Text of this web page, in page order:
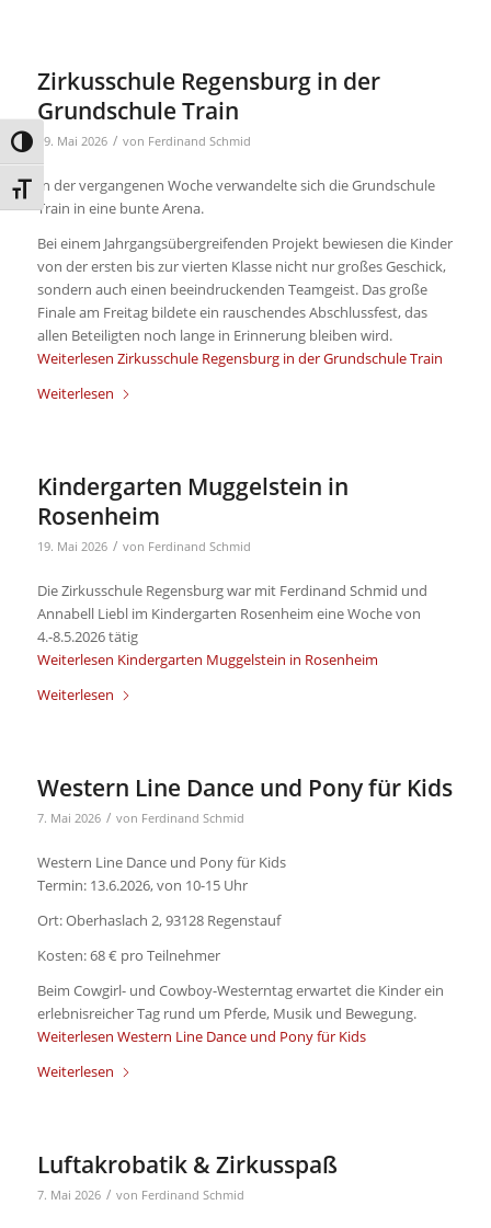
Umschalten auf hohe Kontraste
Schrift vergrößern
Zirkusschule Regensburg in der
Grundschule Train
29. Mai 2026 / von Ferdinand Schmid
In der vergangenen Woche verwandelte sich die Grundschule
Train in eine bunte Arena.
Bei einem Jahrgangsübergreifenden Projekt bewiesen die Kinder
von der ersten bis zur vierten Klasse nicht nur großes Geschick,
sondern auch einen beeindruckenden Teamgeist. Das große
Finale am Freitag bildete ein rauschendes Abschlussfest, das
allen Beteiligten noch lange in Erinnerung bleiben wird.
Weiterlesen Zirkusschule Regensburg in der Grundschule Train
Weiterlesen
Kindergarten Muggelstein in
Rosenheim
19. Mai 2026 / von Ferdinand Schmid
Die Zirkusschule Regensburg war mit Ferdinand Schmid und
Annabell Liebl im Kindergarten Rosenheim eine Woche von
4.-8.5.2026 tätig
Weiterlesen Kindergarten Muggelstein in Rosenheim
Weiterlesen
Western Line Dance und Pony für Kids
7. Mai 2026 / von Ferdinand Schmid
Western Line Dance und Pony für Kids
Termin: 13.6.2026, von 10-15 Uhr
Ort: Oberhaslach 2, 93128 Regenstauf
Kosten: 68 € pro Teilnehmer
Beim Cowgirl- und Cowboy-Westerntag erwartet die Kinder ein
erlebnisreicher Tag rund um Pferde, Musik und Bewegung.
Weiterlesen Western Line Dance und Pony für Kids
Weiterlesen
Luftakrobatik & Zirkusspaß
7. Mai 2026 / von Ferdinand Schmid